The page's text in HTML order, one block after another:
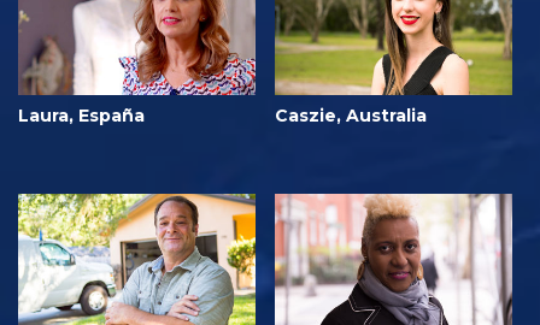
Laura, España Caszie, Australia